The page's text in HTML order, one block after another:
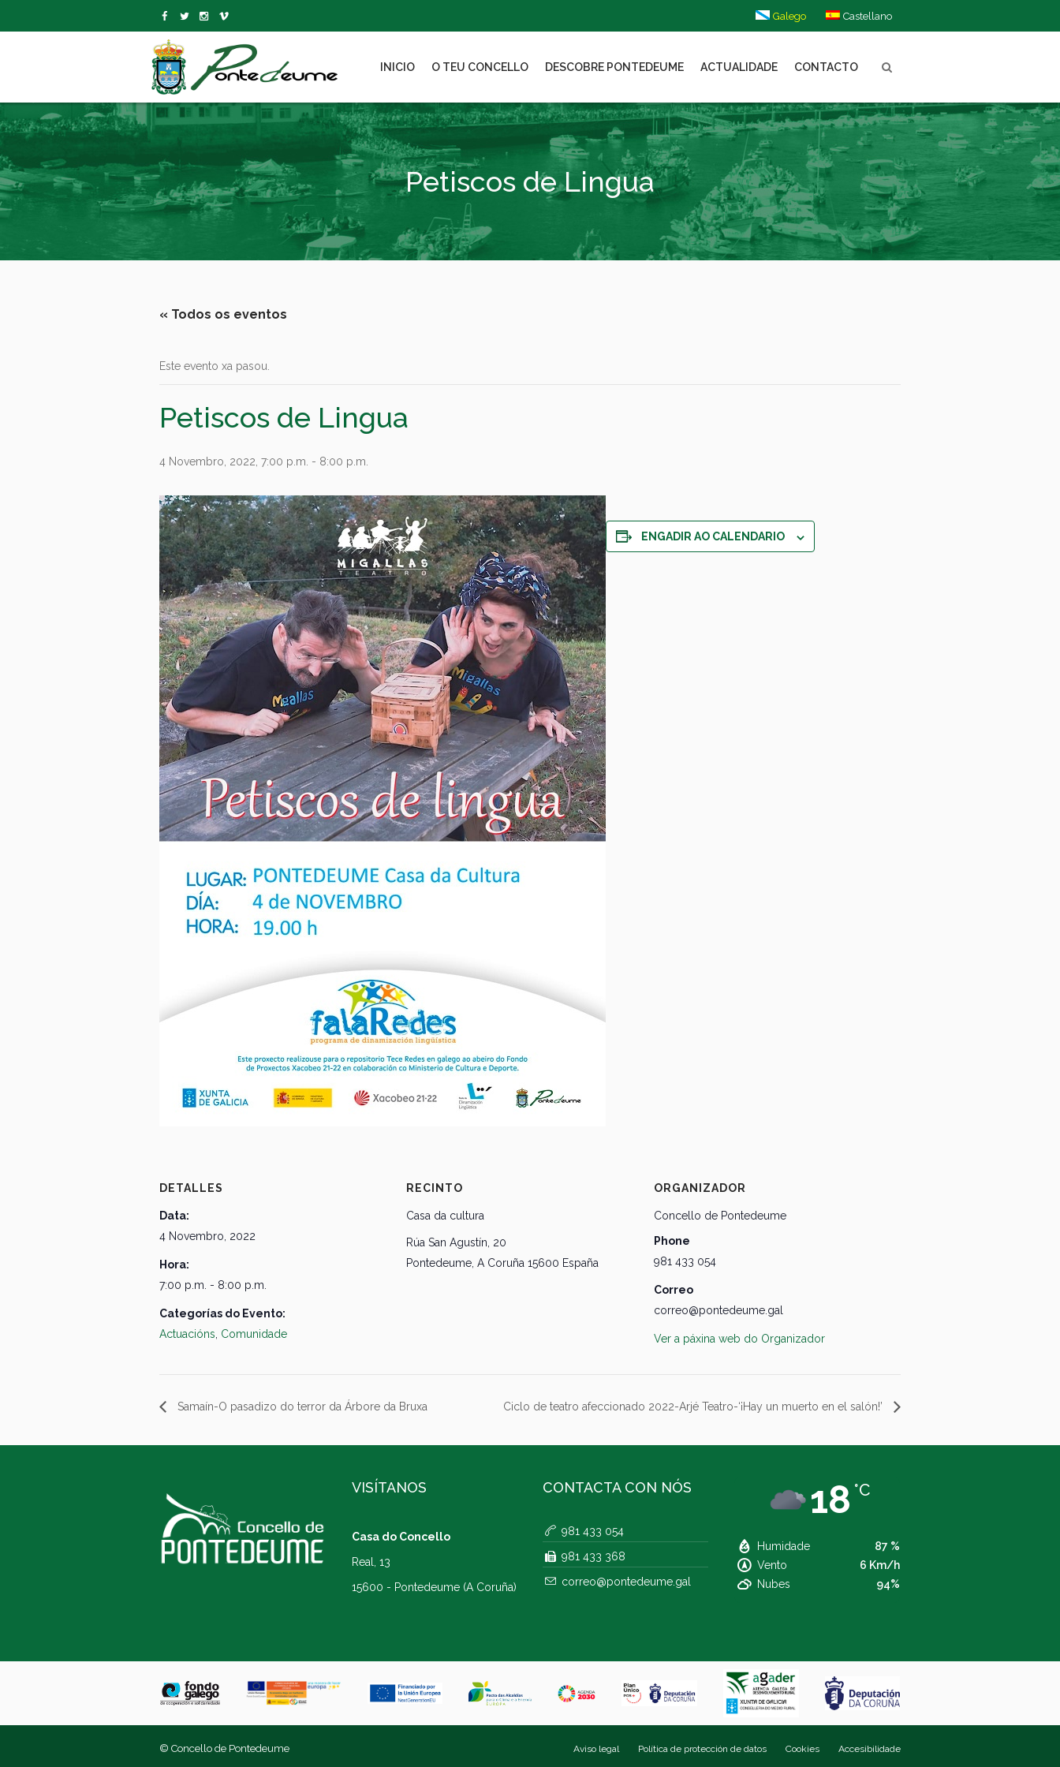
Galego Castellano
INICIO O TEU CONCELLO DESCOBRE PONTEDEUME ACTUALIDADE CONTACTO
Petiscos de Lingua
« Todos os eventos
Este evento xa pasou.
Petiscos de Lingua
4 Novembro, 2022, 7:00 p.m. - 8:00 p.m.
ENGADIR AO CALENDARIO
DETALLES
Data:
4 Novembro, 2022
Hora:
7:00 p.m. - 8:00 p.m.
Categorías do Evento:
Actuacións Comunidade
RECINTO
Casa da cultura
Rúa San Agustín, 20
Pontedeume A Coruña 15600 España
ORGANIZADOR
Concello de Pontedeume
Phone
981 433 054
Correo
correo@pontedeume.gal
Ver a páxina web do Organizador
Samaín-O pasadizo do terror da Árbore da Bruxa Ciclo de teatro afeccionado 2022-Arjé Teatro-‘¡Hay un muerto en el salón!’
VISÍTANOS
Casa do Concello
Real, 13
15600 - Pontedeume (A Coruña)
CONTACTA CON NÓS
981 433 054
981 433 368
correo@pontedeume.gal
18 °C
Humidade
87 %
Vento
6 Km/h
Nubes
94%
Aviso legal Política de protección de datos Cookies Accesibilidade
© Concello de Pontedeume